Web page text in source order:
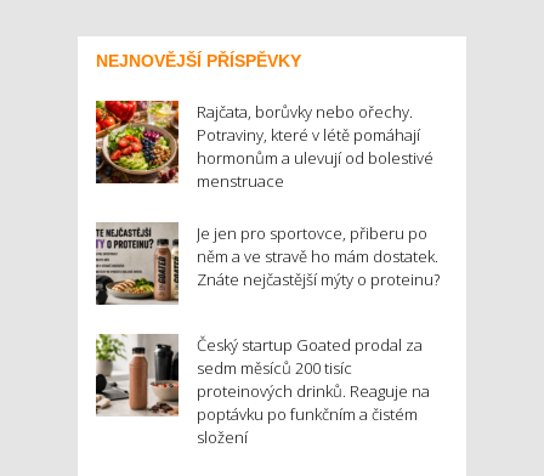
NEJNOVĚJŠÍ PŘÍSPĚVKY
Rajčata, borůvky nebo ořechy.
Potraviny, které v létě pomáhají
hormonům a ulevují od bolestivé
menstruace
Je jen pro sportovce, přiberu po
něm a ve stravě ho mám dostatek.
Znáte nejčastější mýty o proteinu?
Český startup Goated prodal za
sedm měsíců 200 tisíc
proteinových drinků. Reaguje na
poptávku po funkčním a čistém
složení